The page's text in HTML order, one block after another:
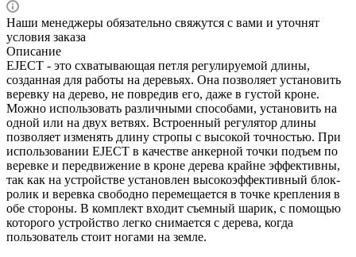
Наши менеджеры обязательно свяжутся с вами и уточнят
условия заказа
Описание
EJECT - это схватывающая петля регулируемой длины,
созданная для работы на деревьях. Она позволяет установить
веревку на дерево, не повредив его, даже в густой кроне.
Можно использовать различными способами, установить на
одной или на двух ветвях. Встроенный регулятор длины
позволяет изменять длину стропы с высокой точностью. При
использовании EJECT в качестве анкерной точки подъем по
веревке и передвижение в кроне дерева крайне эффективны,
так как на устройстве установлен высокоэффективный блок-
ролик и веревка свободно перемещается в точке крепления в
обе стороны. В комплект входит съемный шарик, с помощью
которого устройство легко снимается с дерева, когда
пользователь стоит ногами на земле.